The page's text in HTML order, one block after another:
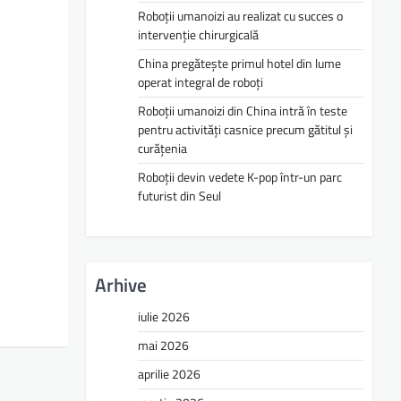
Roboții umanoizi au realizat cu succes o
intervenție chirurgicală
China pregătește primul hotel din lume
operat integral de roboți
Roboții umanoizi din China intră în teste
pentru activități casnice precum gătitul și
curățenia
Roboții devin vedete K-pop într-un parc
futurist din Seul
Arhive
iulie 2026
mai 2026
aprilie 2026